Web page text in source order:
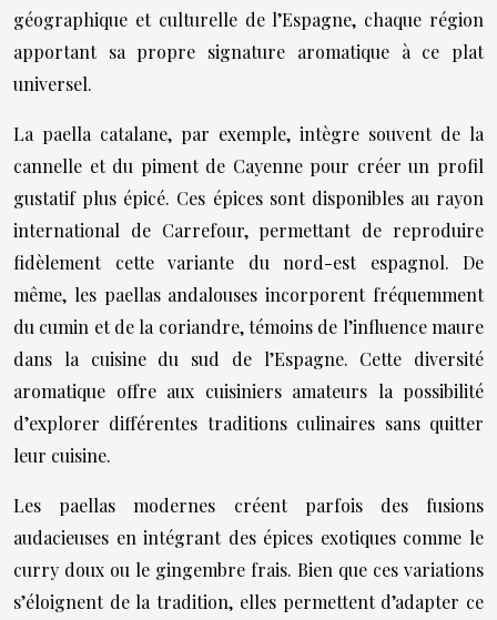
géographique et culturelle de l’Espagne, chaque région
apportant sa propre signature aromatique à ce plat
universel.
La paella catalane, par exemple, intègre souvent de la
cannelle et du piment de Cayenne pour créer un profil
gustatif plus épicé. Ces épices sont disponibles au rayon
international de Carrefour, permettant de reproduire
fidèlement cette variante du nord-est espagnol. De
même, les paellas andalouses incorporent fréquemment
du cumin et de la coriandre, témoins de l’influence maure
dans la cuisine du sud de l’Espagne. Cette diversité
aromatique offre aux cuisiniers amateurs la possibilité
d’explorer différentes traditions culinaires sans quitter
leur cuisine.
Les paellas modernes créent parfois des fusions
audacieuses en intégrant des épices exotiques comme le
curry doux ou le gingembre frais. Bien que ces variations
s’éloignent de la tradition, elles permettent d’adapter ce